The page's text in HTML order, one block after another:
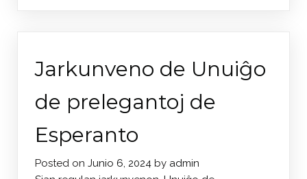
Jarkunveno de Unuiĝo
de prelegantoj de
Esperanto
Posted on Junio 6, 2024 by admin